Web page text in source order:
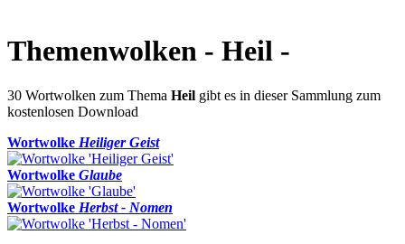
Themenwolken - Heil -
30 Wortwolken zum Thema Heil gibt es in dieser Sammlung zum
kostenlosen Download
Wortwolke Heiliger Geist
Wortwolke Glaube
Wortwolke Herbst - Nomen